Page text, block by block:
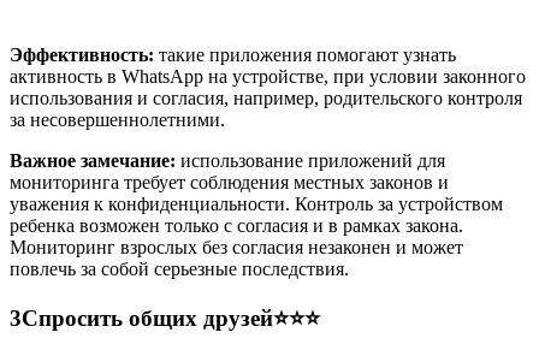
Эффективность: такие приложения помогают узнать
активность в WhatsApp на устройстве, при условии законного
использования и согласия, например, родительского контроля
за несовершеннолетними.
Важное замечание: использование приложений для
мониторинга требует соблюдения местных законов и
уважения к конфиденциальности. Контроль за устройством
ребенка возможен только с согласия и в рамках закона.
Мониторинг взрослых без согласия незаконен и может
повлечь за собой серьезные последствия.
3Спросить общих друзей⭐⭐⭐